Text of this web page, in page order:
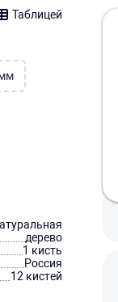
Таблицей
дерево
1 кисть
Россия
12 кистей